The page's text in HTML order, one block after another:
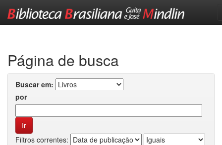
Página de busca
Buscar em:
por
Filtros correntes: